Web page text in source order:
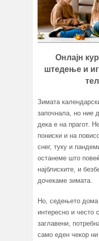
Онлајн
штедење и
Зимата
започнала, но ние
дека е на прагот.
пониски и на
снег, туку и
останеме што
најблиските, и
дочекаме зимата.
Но, седењето дома
интересно и често
заглавени,
само еден чекор